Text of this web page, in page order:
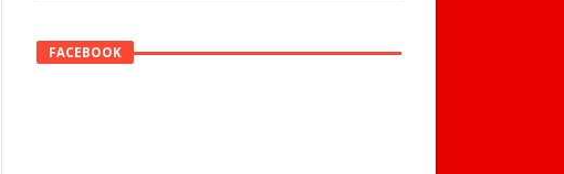
FACEBOOK